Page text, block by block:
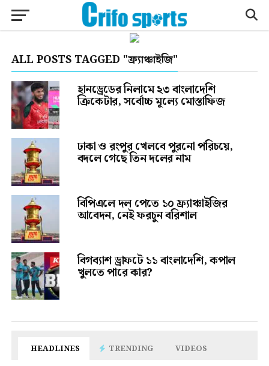
ALL POSTS TAGGED "ফ্র্যাঞ্চাইজি"
হানড্রেডের নিলামে ২৩ বাংলাদেশি
ক্রিকেটার, সর্বোচ্চ মূল্যে মোস্তাফিজ
ঢাকা ও রংপুর খেলবে পুরনো পরিচয়ে,
বদলে গেছে তিন দলের নাম
বিপিএলে দল পেতে ১০ ফ্র্যাঞ্চাইজির
আবেদন, নেই ফরচুন বরিশাল
বিগব্যাশ ড্রাফটে ১১ বাংলাদেশি, কপাল
খুলতে পারে কার?
HEADLINES TRENDING VIDEOS